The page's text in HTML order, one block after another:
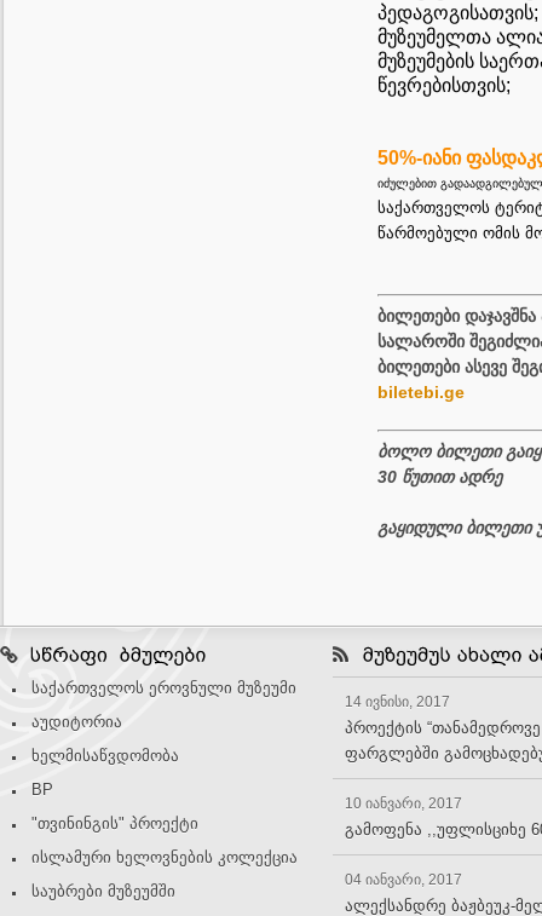
პედაგოგისათვის;
მუზეუმელთა
მუზეუმების
წევრებისთვის;
50%-იანი
იძულებით
საქართველოს
წარმოებული ომის
ბილეთები
სალაროში
ბილეთები ასევე
biletebi.ge
ბოლო ბილეთი
30 წუთით ადრე
გაყიდული ბილეთი
საქართველოს ეროვნული მუზეუმი
აუდიტორია
ხელმისაწვდომობა
BP
"თვინინგის" პროექტი
ისლამური ხელოვნების კოლექცია
საუბრები მუზეუმში
14 ივნისი, 2017
პროექტის
ფარგლებში
10 იანვარი, 2017
გამოფენა ,,უფლისციხე
04 იანვარი, 2017
ალექსანდრე ბაჟბეუკ-